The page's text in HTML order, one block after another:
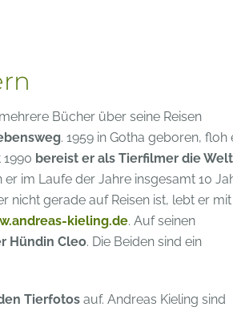
Bücher über seine Reisen
. 1959 in Gotha geboren, floh
bereist er als Tierfilmer die Welt
er im Laufe der Jahre insgesamt 10
nicht gerade auf Reisen ist, lebt er mit
kieling.de. Auf seinen
Hündin Cleo. Die Beiden sind ein
Tierfotos auf. Andreas Kieling sind